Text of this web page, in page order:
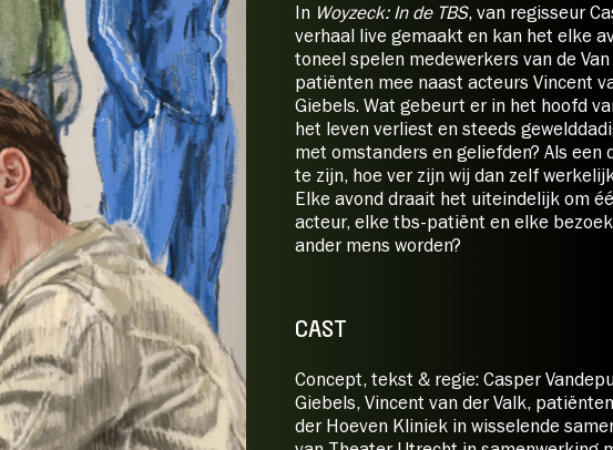
In Woyzeck: In de TBS, van regisseur
verhaal live gemaakt en kan het elke
toneel spelen medewerkers van de
patiënten mee naast acteurs Vincent
Giebels. Wat gebeurt er in het hoofd
het leven verliest en steeds
met omstanders en geliefden? Als
te zijn, hoe ver zijn wij dan zelf
Elke avond draait het uiteindelijk om
acteur, elke tbs-patiënt en elke
ander mens worden?
CAST
Concept, tekst & regie: Casper
Giebels, Vincent van der Valk,
der Hoeven Kliniek in wisselende